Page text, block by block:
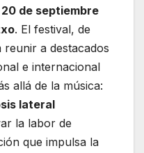
20 de septiembre
. El festival, de
a destacados
e internacional
allá de la música:
lateral
la labor de
que impulsa la